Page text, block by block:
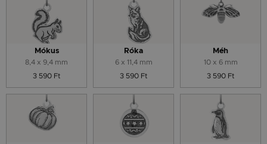
Mókus
8,4 x 9,4 mm
3 590 Ft
Róka
6 x 11,4 mm
3 590 Ft
Méh
10 x 6 mm
3 590 Ft